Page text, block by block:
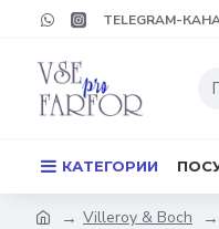
TELEGRAM-
КАТЕГОРИИ
Villeroy & Boch